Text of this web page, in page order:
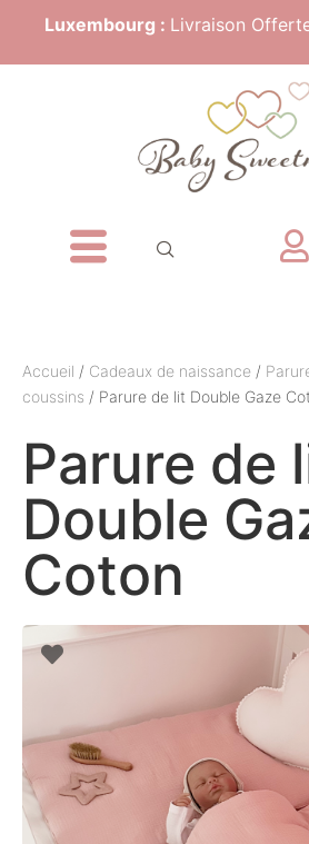
Luxembourg : Livraison
Accueil / Cadeaux de naissance /
coussins / Parure de lit Double Gaze
Parure de
Double
Coton